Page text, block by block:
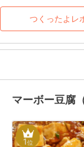
つくったよレ
マーボー豆腐
1位